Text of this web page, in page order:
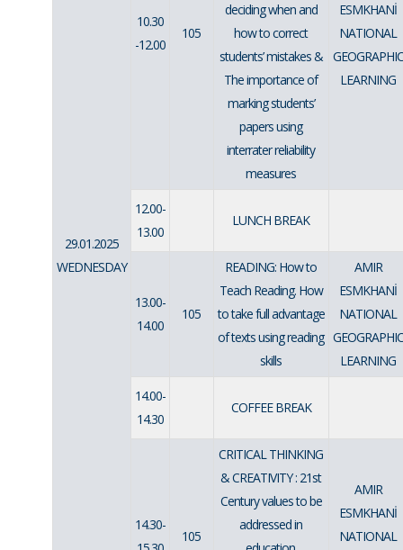
29.01.2025
WEDNESDAY
10.30
-12.00
105
deciding when and
how to correct
students’ mistakes &
The importance of
marking students’
papers using
interrater reliability
measures
ESMKHANİ
NATIONAL
GEOGRAPHIC
LEARNING
12.00-
13.00
LUNCH BREAK
13.00-
14.00
105
READING: How to
Teach Reading. How
to take full advantage
of texts using reading
skills
AMIR
ESMKHANİ
NATIONAL
GEOGRAPHIC
LEARNING
14.00-
14.30
COFFEE BREAK
14.30-
105
CRITICAL THINKING
& CREATIVITY : 21st
Century values to be
addressed in
AMIR
ESMKHANİ
NATIONAL